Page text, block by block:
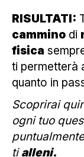
RISULTATI:
cammino di
fisica
ti permetterà
quanto in
Scoprirai
ogni tuo
tialleni.